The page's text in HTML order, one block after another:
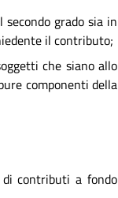
grado sia in
il contributo;
che siano allo
componenti della
di contributi a fondo